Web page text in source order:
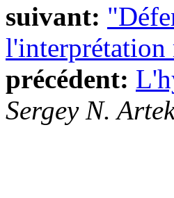
suivant:
l'interprétation
précédent:
Sergey N.